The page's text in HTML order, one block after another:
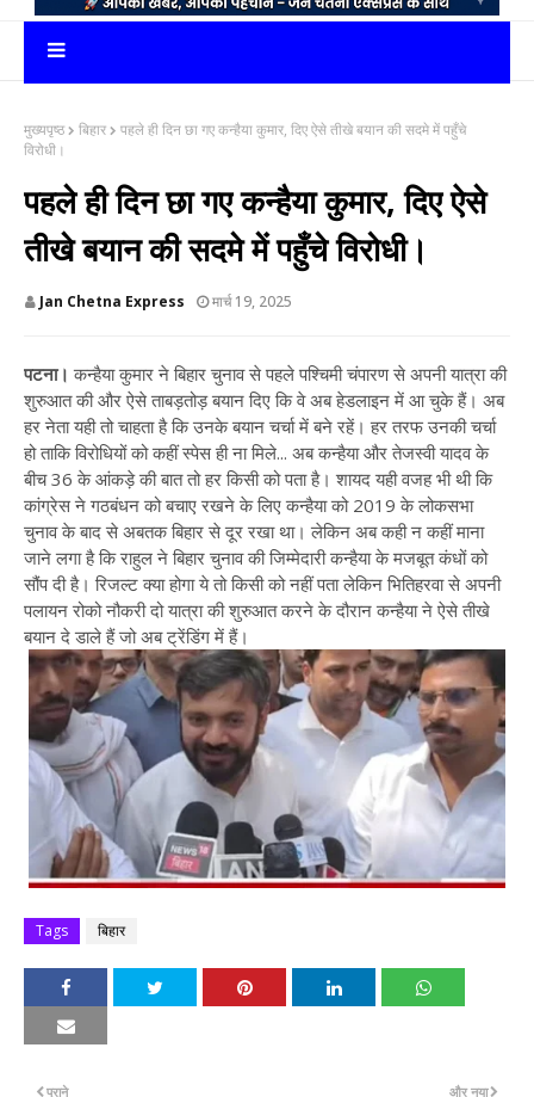
मुख्यपृष्ठ बिहार
पहले ही दिन छा गए कन्हैया कुमार, दिए ऐसे तीखे बयान की सदमे में पहुँचे
विरोधी।
पहले ही दिन छा गए कन्हैया कुमार, दिए ऐसे
तीखे बयान की सदमे में पहुँचे विरोधी।
Jan Chetna Express मार्च 19, 2025
पटना।कन्हैया कुमार ने बिहार चुनाव से पहले पश्चिमी चंपारण से अपनी यात्रा की
शुरुआत की और ऐसे ताबड़तोड़ बयान दिए कि वे अब हेडलाइन में आ चुके हैं। अब
हर नेता यही तो चाहता है कि उनके बयान चर्चा में बने रहें। हर तरफ उनकी चर्चा
हो ताकि विरोधियों को कहीं स्पेस ही ना मिले... अब कन्हैया और तेजस्वी यादव के
बीच 36 के आंकड़े की बात तो हर किसी को पता है। शायद यही वजह भी थी कि
कांग्रेस ने गठबंधन को बचाए रखने के लिए कन्हैया को 2019 के लोकसभा
चुनाव के बाद से अबतक बिहार से दूर रखा था। लेकिन अब कही न कहीं माना
जाने लगा है कि राहुल ने बिहार चुनाव की जिम्मेदारी कन्हैया के मजबूत कंधों को
सौंप दी है। रिजल्ट क्या होगा ये तो किसी को नहीं पता लेकिन भितिहरवा से अपनी
पलायन रोको नौकरी दो यात्रा की शुरुआत करने के दौरान कन्हैया ने ऐसे तीखे
बयान दे डाले हैं जो अब ट्रेंडिंग में हैं।
Tags बिहार
और नया
पुराने